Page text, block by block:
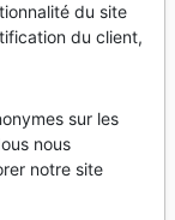
A
HOMME
du site
du client,
sur les
nous
notre site